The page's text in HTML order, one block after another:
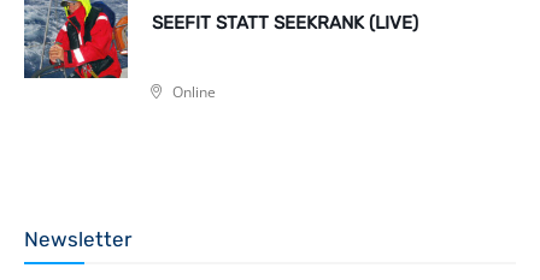
SEEFIT STATT SEEKRANK (LIVE)
Online
Newsletter